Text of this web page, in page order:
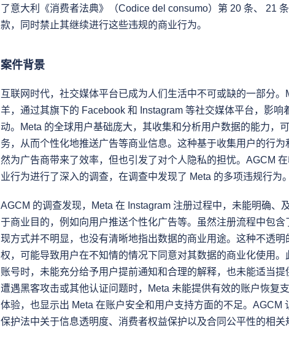
了意大利《消费者法典》（Codice del consumo）第 20 条、 21
款，同时禁止其继续进行这些违规的商业行为。
案件背景
互联网时代，社交媒体平台已成为人们生活中不可或缺的一部分
羊，通过其旗下的 Facebook 和 Instagram 等社交媒体平台，影响
动。Meta 的全球用户基础庞大，其收集和分析用户数据的能力，
务，从而个性化地推送广告等商业信息。这种基于收集用户的行
然为广告商带来了效率，但也引发了对个人隐私的担忧。AGCM
业行为进行了深入的调查，在调查中发现了 Meta 的多项违规行为。
AGCM 的调查发现，Meta 在 Instagram 注册过程中，未能明确、
于商业目的，例如向用户推送个性化广告等。虽然注册流程中包
现方式并不明显，也没有清晰地指出数据的商业用途。这种不透
权，可能导致用户在不知情的情况下同意对其数据的商业化使用
账号时，未能充分给予用户提前通知和合理的解释，也未能适当
遭遇黑客攻击或其他认证问题时，Meta 未能提供有效的账户恢复
体验，也显示出 Meta 在账户安全和用户支持方面的不足。AGCM
保护法中关于信息透明度、消费者权益保护以及合同公平性的相关